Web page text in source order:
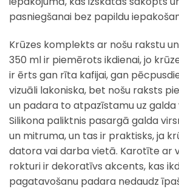
pasniegšanai bez papildu
Krūzes komplekts ar nošu rakstu
350 ml ir piemērots ikdienai, jo
ir ērts gan rīta kafijai, gan
vizuāli lakoniska, bet nošu raksts
un padara to atpazīstamu uz galda
Silikona paliktnis pasargā galda
un mitruma, un tas ir praktisks, ja
datora vai darba vietā. Karotīte ar
rokturi ir dekoratīvs akcents, kas
pagatavošanu padara nedaudz